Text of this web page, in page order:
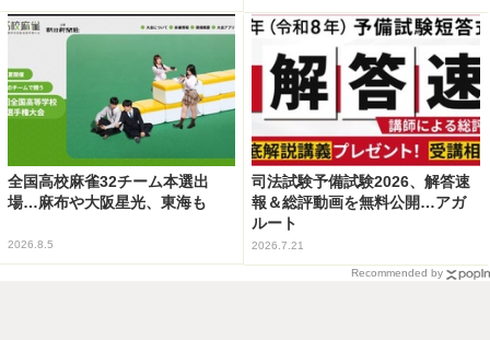
全国高校麻雀32チーム本選出
場…麻布や大阪星光、東海も
2026.8.5
司法試験予備試験2026、解答速
報＆総評動画を無料公開…アガ
ルート
2026.7.21
Recommended by